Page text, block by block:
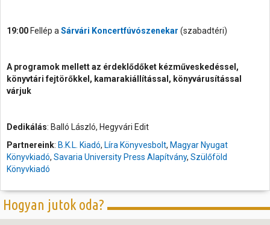
19:00 Fellép a Sárvári Koncertfúvószenekar (szabadtéri)
A programok mellett az érdeklődőket kézműveskedéssel,
könyvtári fejtörőkkel, kamarakiállítással, könyvárusítással
várjuk
Dedikálás: Balló László, Hegyvári Edit
Partnereink: B.K.L. Kiadó, Líra Könyvesbolt, Magyar Nyugat
Könyvkiadó, Savaria University Press Alapítvány, Szülőföld
Könyvkiadó
Hogyan jutok oda?